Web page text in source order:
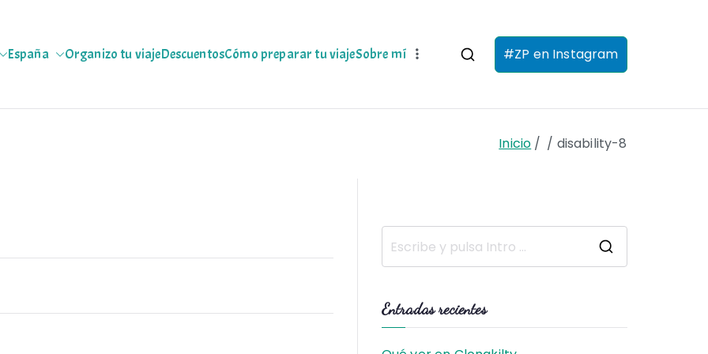
pa que te copies
España Organizo tu viajeDescuentosCómo preparar tu viajeSobre mí #ZP en Instagram
Inicio disability-8
Entradas recientes